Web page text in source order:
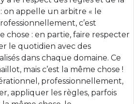
on appelle un arbitre « le
c’est
chose : en partie, faire respecter
le quotidien avec des
dans chaque domaine. Ce
mais c’est la même chose !
professionnellement,
appliquer les règles, parfois